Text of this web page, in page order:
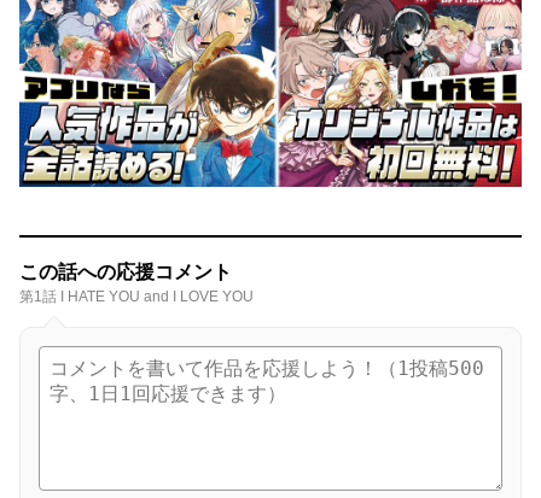
この話への応援コメント
第1話 I HATE YOU and I LOVE YOU